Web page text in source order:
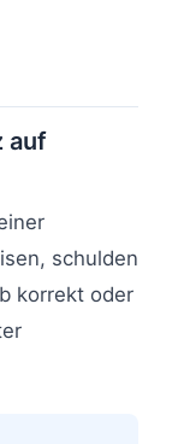
auf
schulden
korrekt oder